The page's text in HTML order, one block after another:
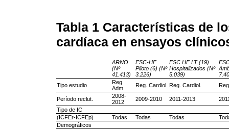
Tabla 1 Características de
cardíaca en ensayos
ARNO
(Nº
41.413)
ESC-HF
Piloto (6) (Nº
3.226)
ESC HF LT (19)
Hospitalizados (Nº
5.039)
Tipo estudio
Reg.
Adm.
Reg. Cardiol. Reg. Cardiol.
Período reclut.
2008-
2012
2009-2010 2011-2013
Tipo de IC
(ICFEr-ICFEp)
Todas Todas Todas
Demográficos